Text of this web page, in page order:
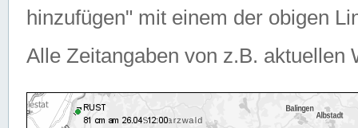
hinzufügen" mit einem der obigen
Alle Zeitangaben von z.B. aktuellen